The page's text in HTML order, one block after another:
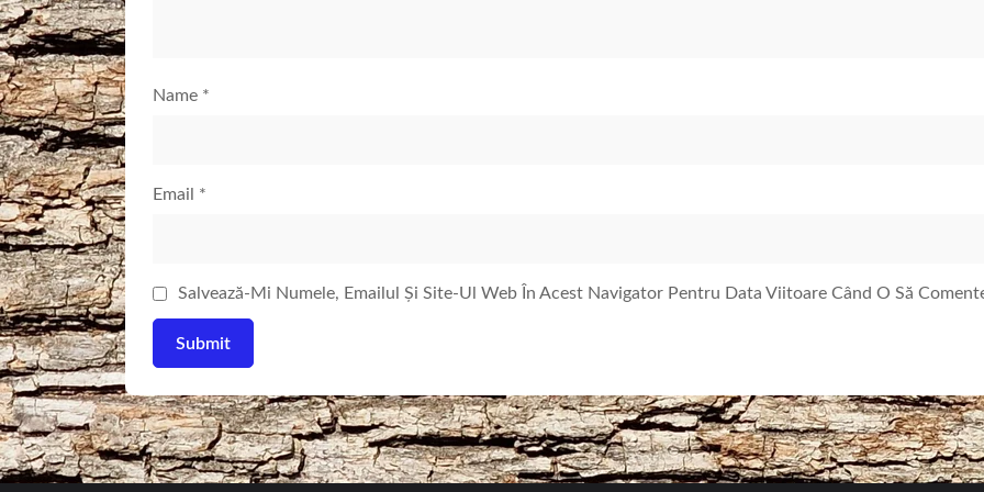
Name *
Email *
Salvează-Mi Numele, Emailul Și Site-Ul Web În Acest Navigator Pentru Data Viitoare Când O Să